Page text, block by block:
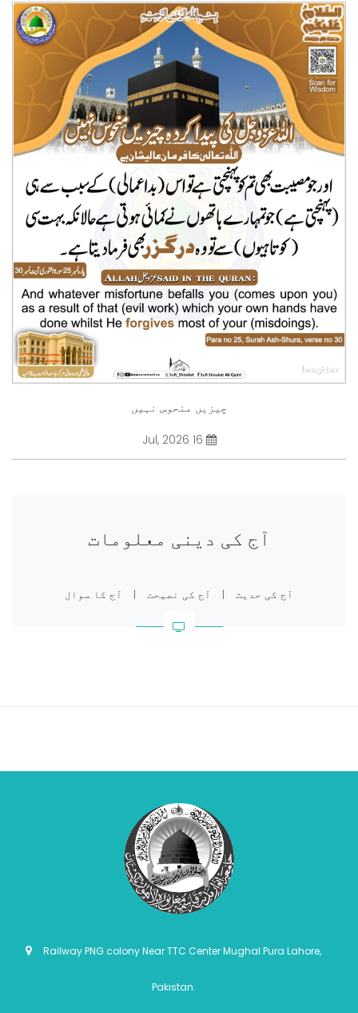
چیزیں منحوس نہیں
آج کی دینی معلومات
آج کی حدیث | آج کی نصیحت | آج کا سوال
Railway PNG colony Near TTC Center Mughal Pura Lahore,
Pakistan.